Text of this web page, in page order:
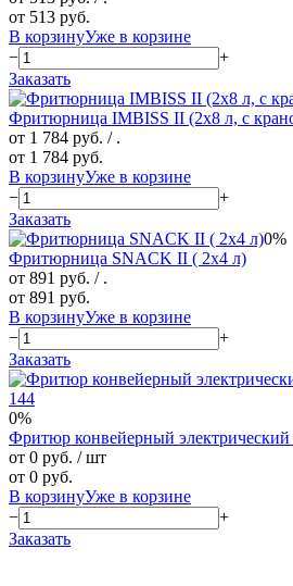
от 513 руб.
В корзинуУже в корзине
−
+
Заказать
Фритюрница IMBISS II (2х8 л, с
от 1 784 руб. / .
от 1 784 руб.
В корзинуУже в корзине
−
+
Заказать
0%
Фритюрница SNACK II ( 2х4 л)
от 891 руб. / .
от 891 руб.
В корзинуУже в корзине
−
+
Заказать
0%
Фритюр конвейерный
от 0 руб. / шт
от 0 руб.
В корзинуУже в корзине
−
+
Заказать